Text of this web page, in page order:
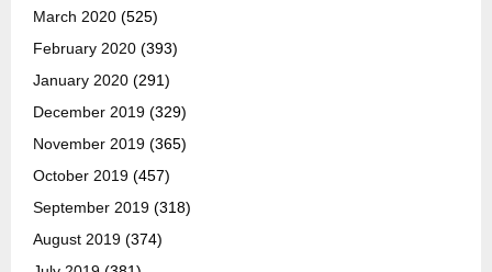
March 2020 (525)
February 2020 (393)
January 2020 (291)
December 2019 (329)
November 2019 (365)
October 2019 (457)
September 2019 (318)
August 2019 (374)